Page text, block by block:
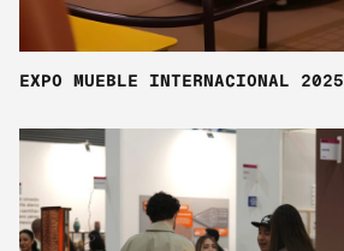
EXPO MUEBLE INTERNACIONAL 2025